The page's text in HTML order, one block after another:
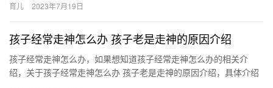
有点…
育儿 2023年7月19日
孩子经常走神怎么办 孩子老是走神的原因介绍
孩子经常走神怎么办，如果想知道孩子经常走神怎么办的相关介
绍，关于孩子经常走神怎么办 孩子老是走神的原因介绍，具体介绍